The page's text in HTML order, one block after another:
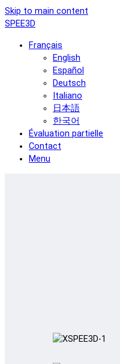
Skip to main content
SPEE3D
Français
English
Español
Deutsch
Italiano
日本語
한국어
Évaluation partielle
Contact
Menu